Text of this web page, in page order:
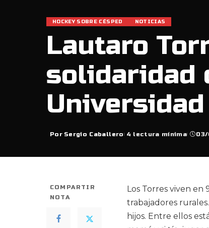
HOCKEY SOBRE CÉSPED NOTICIAS
Lautaro
solidaridad
Universidad
Posted
Por Sergio Caballero 4 lectura mínima
COMPARTIR
NOTA
Los Torres viven en
trabajadores
hijos. Entre ellos